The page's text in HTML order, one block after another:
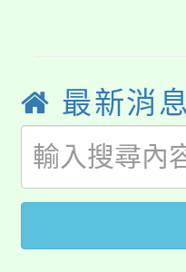
生本土
公告本
代理(課
公告本
代理(課
轉知中
《
轉知苗
最新消